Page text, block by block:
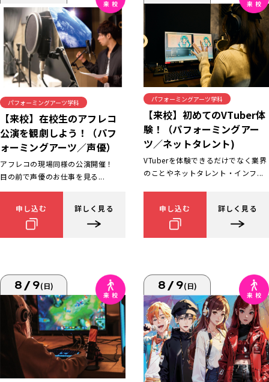
パフォーミングアーツ学科
【来校】在校生のアフレコ
公演を観劇しよう！（パフ
ォーミングアーツ／声優）
アフレコの現場同様の公演開催！
目の前で声優のお仕事を見る...
申し込む 詳しく見る
パフォーミングアーツ学科
【来校】初めてのVTuber体
験！（パフォーミングアー
ツ／ネットタレント)
VTuberを体験できるだけでなく業界
のことやネットタレント・インフ...
申し込む 詳しく見る
8/9(日) 8/9(日)